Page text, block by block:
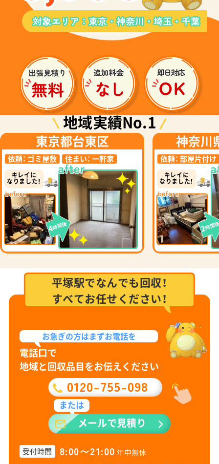
地域実績No.1
東京都台東区
依頼： ゴミ屋敷 住まい： 一軒家
キレイに
なりました！
4時間後
神奈川
依頼： 部屋片付け
キレイに
なりました！
2時間
平塚駅でなんでも回収！
すべてお任せください！
お急ぎの方はまずお電話を
電話口で
地域と回収品目をお伝えください
0120-755-098
または
メールで見積り
受付時間 8:00〜21:00 年中無休